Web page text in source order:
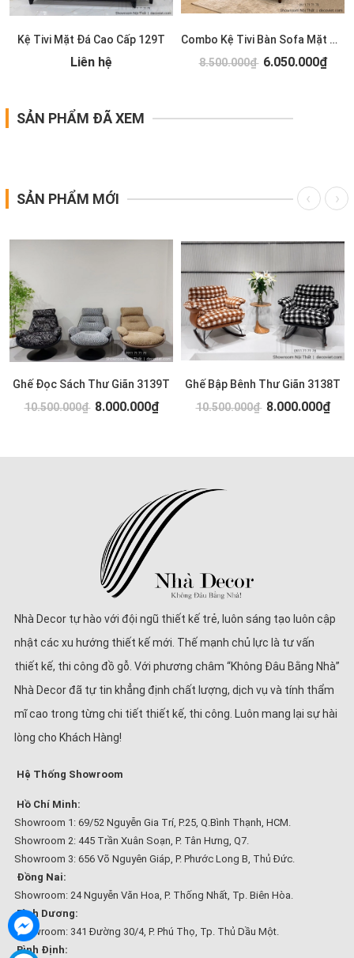
Kệ Tivi Mặt Đá Cao Cấp 129T
Liên hệ
Combo Kệ Tivi Bàn Sofa Mặt Đá 128T
8.500.000₫ 6.050.000₫
SẢN PHẨM ĐÃ XEM
SẢN PHẨM MỚI
Ghế Đọc Sách Thư Giãn 3139T
10.500.000₫ 8.000.000₫
Ghế Bập Bênh Thư Giãn 3138T
10.500.000₫ 8.000.000₫
Nhà Decor tự hào với đội ngũ thiết kế trẻ, luôn sáng tạo luôn cập
nhật các xu hướng thiết kế mới. Thế mạnh chủ lực là tư vấn
thiết kế, thi công đồ gỗ. Với phương châm “Không Đâu Bằng Nhà”
Nhà Decor đã tự tin khẳng định chất lượng, dịch vụ và tính thẩm
mĩ cao trong từng chi tiết thiết kế, thi công. Luôn mang lại sự hài
lòng cho Khách Hàng!
Hệ Thống Showroom
Hồ Chí Minh:
Showroom 1: 69/52 Nguyễn Gia Trí, P.25, Q.Bình Thạnh, HCM.
Showroom 2: 445 Trần Xuân Soạn, P. Tân Hưng, Q7.
Showroom 3: 656 Võ Nguyên Giáp, P. Phước Long B, Thủ Đức.
Đồng Nai:
Showroom: 24 Nguyễn Văn Hoa, P. Thống Nhất, Tp. Biên Hòa.
Bình Dương:
Showroom: 341 Đường 30/4, P. Phú Thọ, Tp. Thủ Dầu Một.
Bình Định: